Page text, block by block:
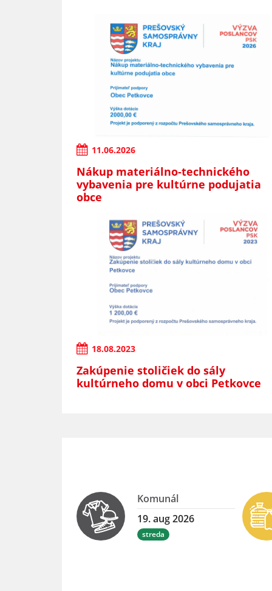
11.06.2026
Nákup materiálno-technického
vybavenia pre kultúrne podujatia
obce
18.08.2023
Zakúpenie stoličiek do sály
kultúrneho domu v obci Petkovce
Komunál
19. aug 2026
streda